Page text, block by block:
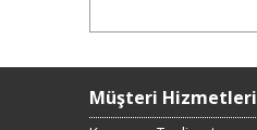
Müşteri Hizmetleri